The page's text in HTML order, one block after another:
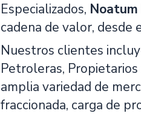
Especializados,
cadena de valor,
Nuestros clientes
Petroleras,
amplia variedad de
fraccionada, carga de